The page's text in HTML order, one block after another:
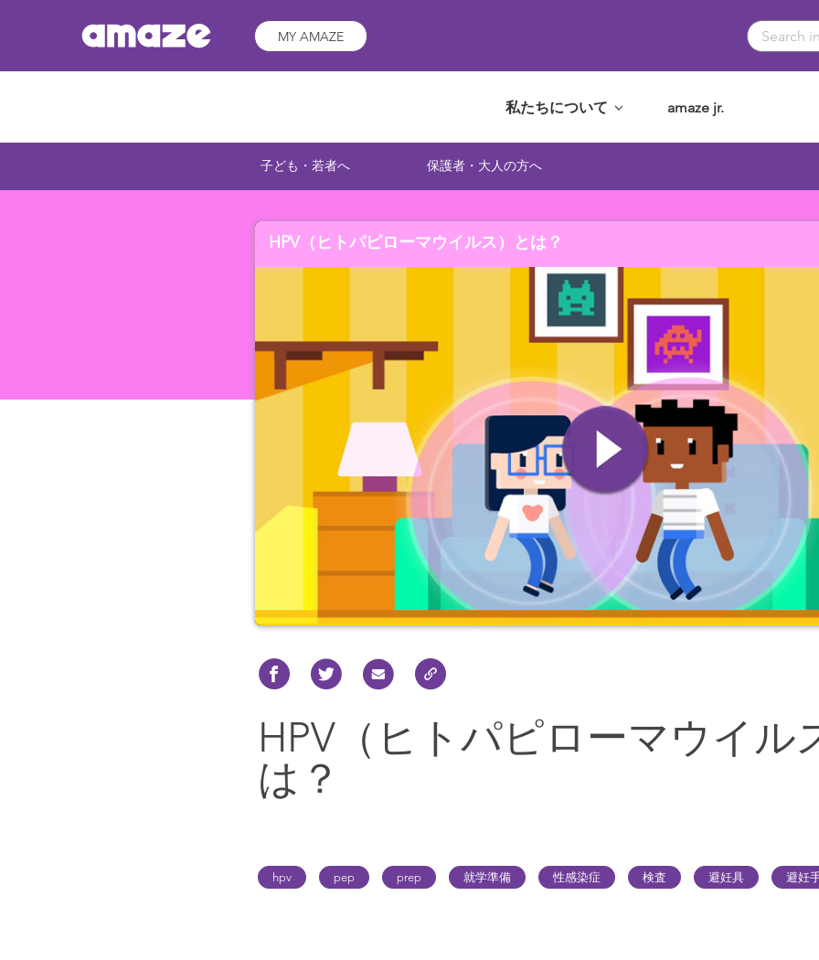
MY AMAZE
amaze jr.
私たちについて
子ども・若者へ 保護者・大人の方へ
HPV（ヒトパピローマウイルス）とは？
HPV（ヒトパピローマウイル
は？
hpv pep prep 就学準備 性感染症 検査 避妊具 避妊